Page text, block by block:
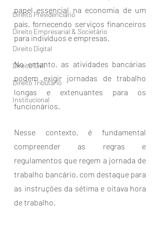
Direito Previdenciário
Direito Empresarial & Societário
Direito Digital
Direito Civil
Direito Tributário
Institucional
papel essencial na economia de um
país, fornecendo serviços financeiros
para indivíduos e empresas.
No entanto, as atividades bancárias
podem exigir jornadas de trabalho
longas e extenuantes para os
funcionários.
Nesse contexto, é fundamental
compreender as regras e
regulamentos que regem a jornada de
trabalho bancário, com destaque para
as instruções da sétima e oitava hora
de trabalho.